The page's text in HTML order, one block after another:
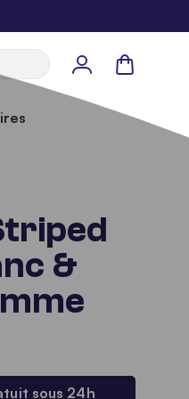
Panier
&
sous 24h